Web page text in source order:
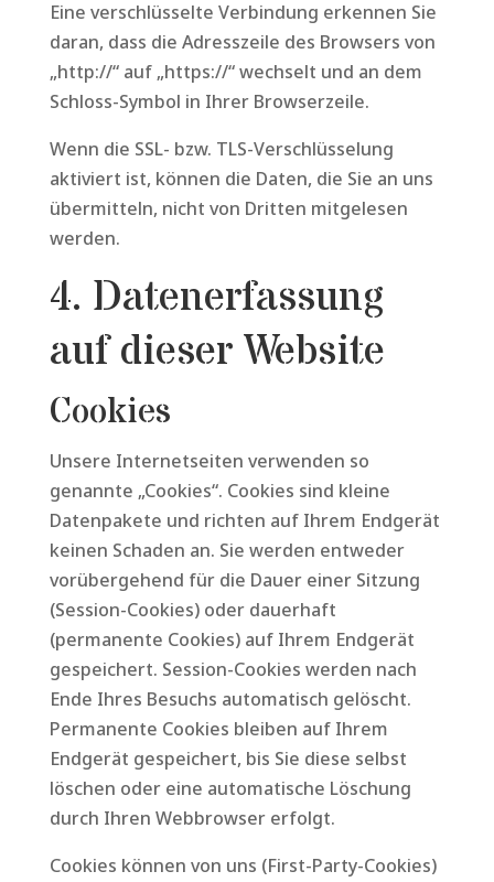
Eine verschlüsselte Verbindung erkennen Sie
daran, dass die Adresszeile des Browsers von
„http://“ auf „https://“ wechselt und an dem
Schloss-Symbol in Ihrer Browserzeile.
Wenn die SSL- bzw. TLS-Verschlüsselung
aktiviert ist, können die Daten, die Sie an uns
übermitteln, nicht von Dritten mitgelesen
werden.
4. Datenerfassung
auf dieser Website
Cookies
Unsere Internetseiten verwenden so
genannte „Cookies“. Cookies sind kleine
Datenpakete und richten auf Ihrem Endgerät
keinen Schaden an. Sie werden entweder
vorübergehend für die Dauer einer Sitzung
(Session-Cookies) oder dauerhaft
(permanente Cookies) auf Ihrem Endgerät
gespeichert. Session-Cookies werden nach
Ende Ihres Besuchs automatisch gelöscht.
Permanente Cookies bleiben auf Ihrem
Endgerät gespeichert, bis Sie diese selbst
löschen oder eine automatische Löschung
durch Ihren Webbrowser erfolgt.
Cookies können von uns (First-Party-Cookies)